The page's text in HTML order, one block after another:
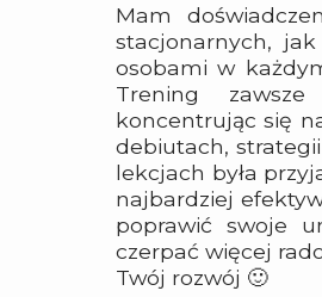
Mam
stacjonarnych,
osobami w
Trening
koncentrując się
debiutach,
lekcjach była
najbardziej
poprawić swoje
czerpać więcej
Twój rozwój 🙂